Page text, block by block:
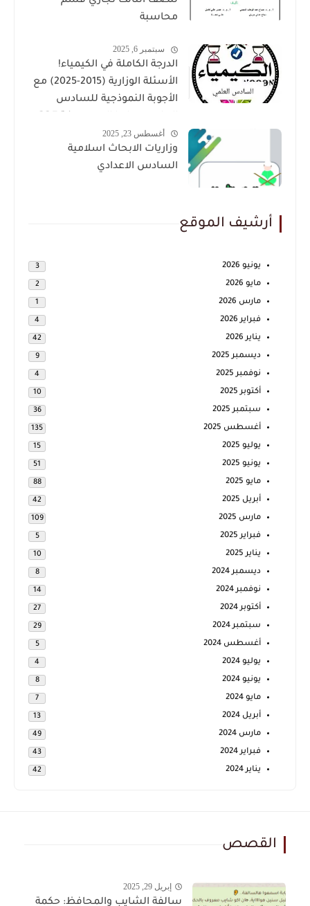
محاسبة
سبتمبر 6, 2025
الدرجة الكاملة في الكيمياء!
الأسئلة الوزارية (2015-2025) مع
الأجوبة النموذجية للسادس
أغسطس 23, 2025
وزاريات الابحاث اسلامية
السادس الاعدادي
أرشيف الموقع
يونيو 2026 3
مايو 2026 2
مارس 2026 1
فبراير 2026 4
يناير 2026 42
ديسمبر 2025 9
نوفمبر 2025 4
أكتوبر 2025 10
سبتمبر 2025 36
أغسطس 2025 135
يوليو 2025 15
يونيو 2025 51
مايو 2025 88
أبريل 2025 42
مارس 2025 109
فبراير 2025 5
يناير 2025 10
ديسمبر 2024 8
نوفمبر 2024 14
أكتوبر 2024 27
سبتمبر 2024 29
أغسطس 2024 5
يوليو 2024 4
يونيو 2024 8
مايو 2024 7
أبريل 2024 13
مارس 2024 49
فبراير 2024 43
يناير 2024 42
القصص
إبريل 29, 2025
سالفة الشايب والمحافظ: حكمة